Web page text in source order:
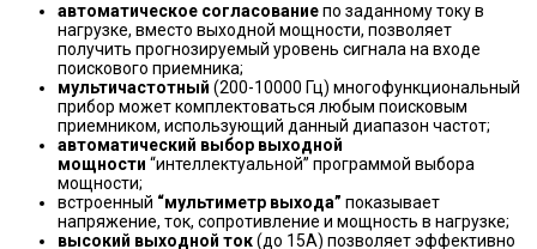
автоматическое согласованиепо заданному току в
нагрузке, вместо выходной мощности, позволяет
получить прогнозируемый уровень сигнала на входе
поискового приемника;
мультичастотный (200-10000 Гц) многофункциональный
прибор может комплектоваться любым поисковым
приемником, использующий данный диапазон частот;
автоматический выбор выходной
мощности “интеллектуальной” программой выбора
мощности;
встроенный “мультиметр выхода” показывает
напряжение, ток, сопротивление и мощность в нагрузке;
высокий выходной ток(до 15А) позволяет эффективно